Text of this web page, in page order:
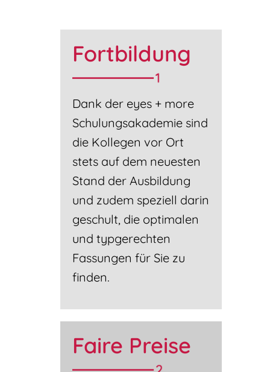
Fortbildung
Dank der eyes + more
Schulungsakademie sind
die Kollegen vor Ort
stets auf dem neuesten
Stand der Ausbildung
und zudem speziell darin
geschult, die optimalen
und typgerechten
Fassungen für Sie zu
finden.
Faire Preise